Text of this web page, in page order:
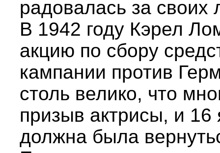
радовалась за своих
В 1942 году Кэрел
акцию по сбору
кампании против
столь велико, что
призыв актрисы, и 16
должна была